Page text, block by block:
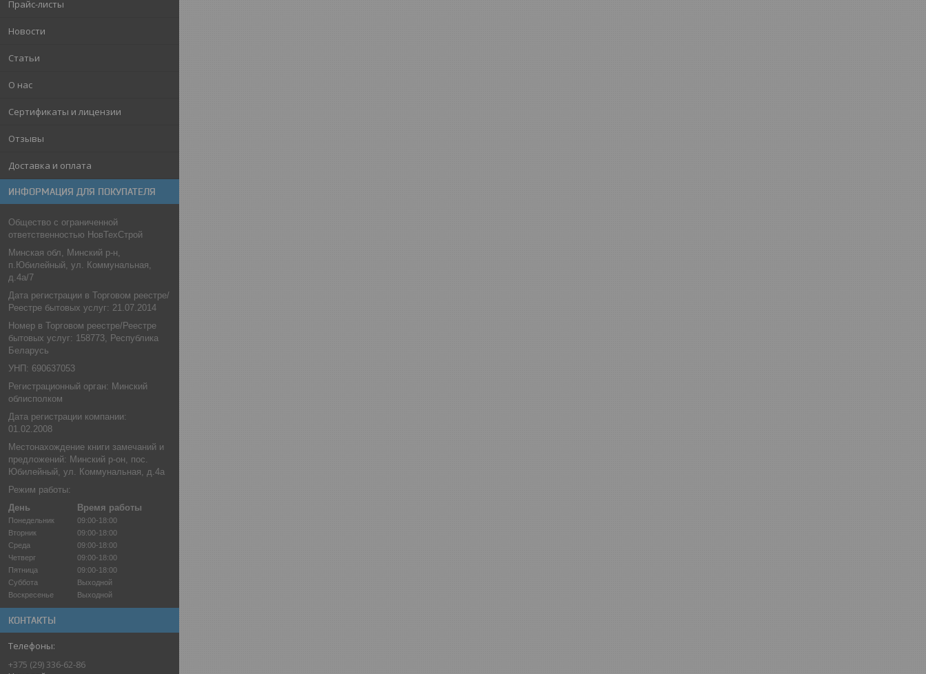
Прайс-листы
Новости
Статьи
О нас
Сертификаты и лицензии
Отзывы
Доставка и оплата
ИНФОРМАЦИЯ ДЛЯ ПОКУПАТЕЛЯ
Общество с ограниченной
ответственностью НовТехСтрой
Минская обл, Минский р-н,
п.Юбилейный, ул. Коммунальная,
д.4а/7
Дата регистрации в Торговом реестре/
Реестре бытовых услуг: 21.07.2014
Номер в Торговом реестре/Реестре
бытовых услуг: 158773, Республика
Беларусь
УНП: 690637053
Регистрационный орган: Минский
облисполком
Дата регистрации компании:
01.02.2008
Местонахождение книги замечаний и
предложений: Минский р-он, пос.
Юбилейный, ул. Коммунальная, д.4а
Режим работы:
День
Время работы
Понедельник
09:00-18:00
Вторник
09:00-18:00
Среда
09:00-18:00
Четверг
09:00-18:00
Пятница
09:00-18:00
Суббота
Выходной
Воскресенье
Выходной
КОНТАКТЫ
+375 (29) 336-62-86